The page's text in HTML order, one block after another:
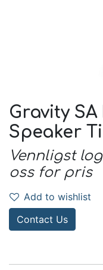
Gravity SA
Speaker
Vennligst
oss for pris
Add to wishlist
Contact Us